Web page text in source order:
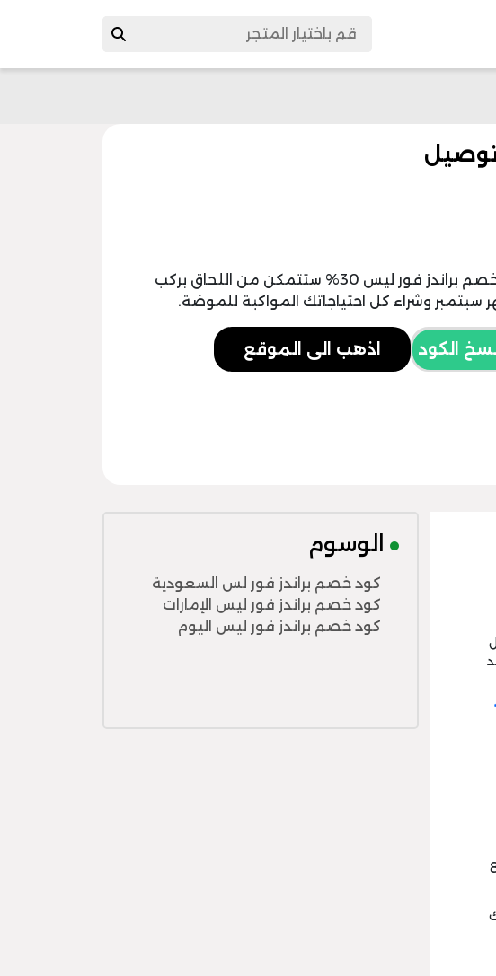
مع الإعلان عن طرح اكواد خصم براندز فور ليس 30% ستتمكن من اللحاق بركب
سبتمبر وشراء كل احتياجاتك المواكبة للموضة.
الكود اذهب الى الموقع
الوسوم
كود خصم براندز فور لس السعودية
كود خصم براندز فور ليس الإمارات
كود خصم براندز فور ليس اليوم